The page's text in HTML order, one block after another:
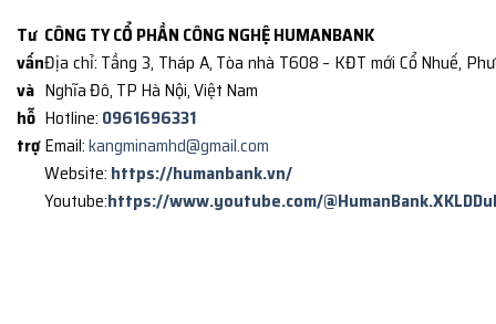
Tư
vấn
và
hỗ
trợ
CÔNG TY CỔ PHẦN CÔNG NGHỆ HUMANBANK
Địa chỉ: Tầng 3, Tháp A, Tòa nhà T608 – KĐT mới Cổ Nhuế,
Nghĩa Đô, TP Hà Nội, Việt Nam
Hotline: 0961696331
Email:kangminamhd@gmail.com
Website: https://humanbank.vn/
Youtube:https://www.youtube.com/